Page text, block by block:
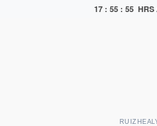
17 : 55 : 56 HRS